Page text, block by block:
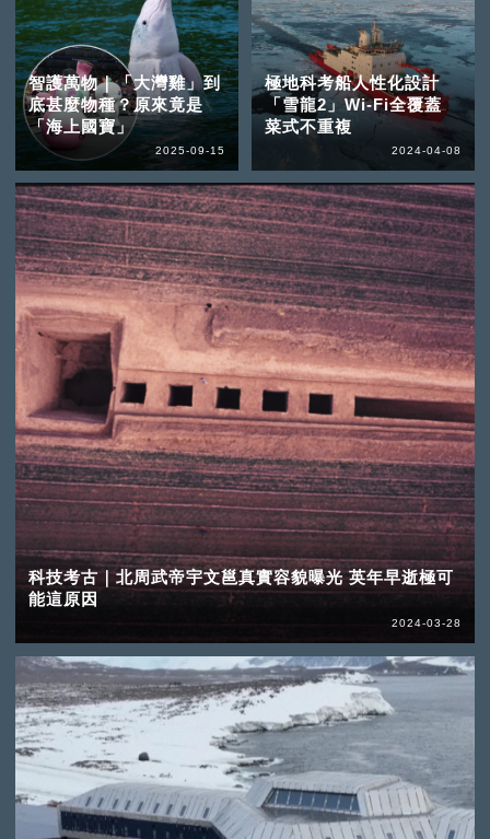
智護萬物｜「大灣雞」到
底甚麼物種？原來竟是
「海上國寶」
2025-09-15
極地科考船人性化設計
「雪龍2」Wi-Fi全覆蓋
菜式不重複
2024-04-08
科技考古｜北周武帝宇文邕真實容貌曝光 英年早逝極可
能這原因
2024-03-28